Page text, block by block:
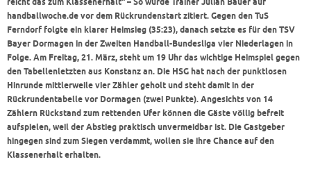
reicht das zum Klassenerhalt“ – So wurde Trainer Julian Bauer auf
handballwoche.de vor dem Rückrundenstart zitiert. Gegen den TuS
Ferndorf folgte ein klarer Heimsieg (35:23), danach setzte es für den TSV
Bayer Dormagen in der Zweiten Handball-Bundesliga vier Niederlagen in
Folge. Am Freitag, 21. März, steht um 19 Uhr das wichtige Heimspiel gegen
den Tabellenletzten aus Konstanz an. Die HSG hat nach der punktlosen
Hinrunde mittlerweile vier Zähler geholt und steht damit in der
Rückrundentabelle vor Dormagen (zwei Punkte). Angesichts von 14
Zählern Rückstand zum rettenden Ufer können die Gäste völlig befreit
aufspielen, weil der Abstieg praktisch unvermeidbar ist. Die Gastgeber
hingegen sind zum Siegen verdammt, wollen sie ihre Chance auf den
Klassenerhalt erhalten.